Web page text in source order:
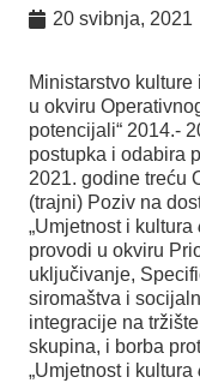
20 svibnja, 2021
Ministarstvo
u okviru
potencijali“ 2014.-
postupka i odabira
2021. godine treću
(trajni) Poziv na
„Umjetnost i kultura
provodi u okviru
uključivanje,
siromaštva i
integracije na
skupina, i borba
„Umjetnost i kultura